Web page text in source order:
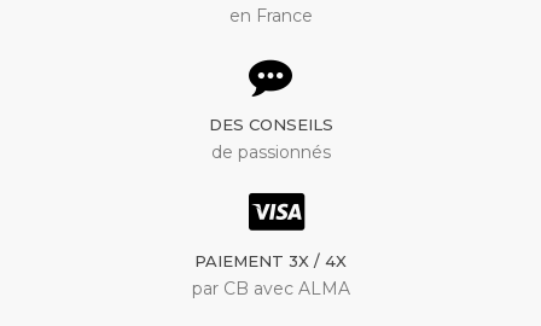
en France
DES CONSEILS
de passionnés
PAIEMENT 3X / 4X
par CB avec ALMA